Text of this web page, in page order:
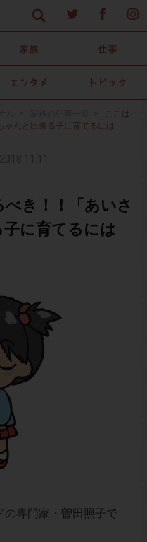
ここは
ゃんと出来る子に育てるには
き！！「あいさ
に育てるには
専門家・曽田照子で